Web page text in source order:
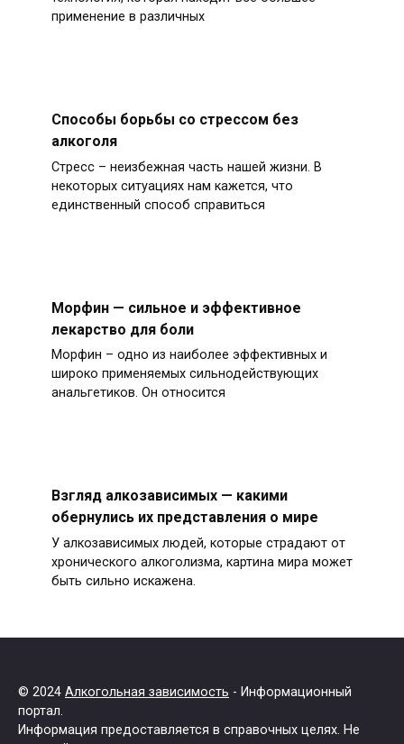
применение в различных
Способы борьбы со стрессом без
алкоголя
Стресс – неизбежная часть нашей жизни. В
некоторых ситуациях нам кажется, что
единственный способ справиться
Морфин — сильное и эффективное
лекарство для боли
Морфин – одно из наиболее эффективных и
широко применяемых сильнодействующих
анальгетиков. Он относится
Взгляд алкозависимых — какими
обернулись их представления о мире
У алкозависимых людей, которые страдают от
хронического алкоголизма, картина мира может
быть сильно искажена.
© 2024 Алкогольная зависимость - Информационный
портал.
Информация предоставляется в справочных целях. Не